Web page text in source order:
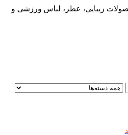
زیبایی، عطر، لباس ورزشی و